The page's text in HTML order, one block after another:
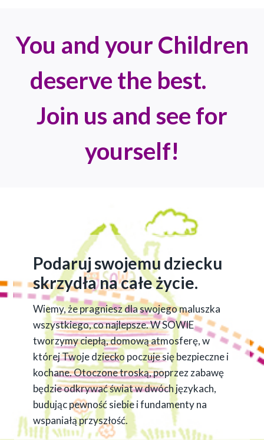
You and your Children
deserve the best.
Join us and see for
yourself!
Podaruj swojemu dziecku
skrzydła na całe życie.
Wiemy, że pragniesz dla swojego maluszka
wszystkiego, co najlepsze. W SOWIE
tworzymy ciepłą, domową atmosferę, w
której Twoje dziecko poczuje się bezpieczne i
kochane. Otoczone troską, poprzez zabawę
będzie odkrywać świat w dwóch językach,
budując pewność siebie i fundamenty na
wspaniałą przyszłość.